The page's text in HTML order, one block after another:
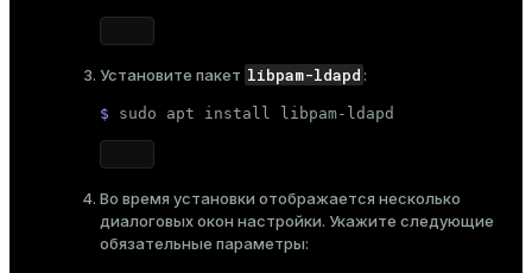
Установите пакет libpam-ldapd:
$ sudo apt install libpam-ldapd
Во время установки отображается несколько
диалоговых окон настройки. Укажите следующие
обязательные параметры: